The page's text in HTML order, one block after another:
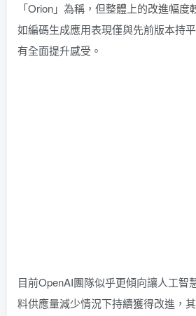
「Orion」為稱，但整體上的改進幅度
如編碼生成應用表現僅與先前版本持
有全面提升感受。
目前OpenAI團隊似乎更傾向讓人工智
料供應量減少情況下持續獲得改進，